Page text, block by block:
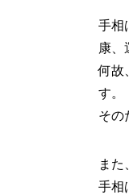
手相
康、
何故
す。
その
また
手相